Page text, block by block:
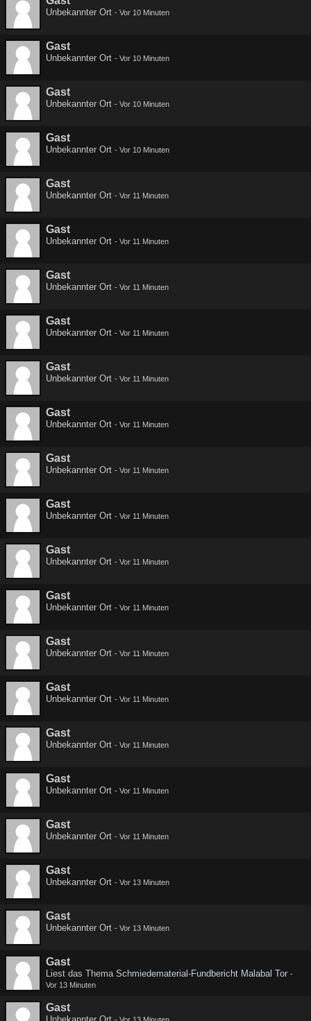
Unbekannter Ort - Vor 10 Minuten
Gast
Unbekannter Ort - Vor 10 Minuten
Gast
Unbekannter Ort - Vor 10 Minuten
Gast
Unbekannter Ort - Vor 10 Minuten
Gast
Unbekannter Ort - Vor 11 Minuten
Gast
Unbekannter Ort - Vor 11 Minuten
Gast
Unbekannter Ort - Vor 11 Minuten
Gast
Unbekannter Ort - Vor 11 Minuten
Gast
Unbekannter Ort - Vor 11 Minuten
Gast
Unbekannter Ort - Vor 11 Minuten
Gast
Unbekannter Ort - Vor 11 Minuten
Gast
Unbekannter Ort - Vor 11 Minuten
Gast
Unbekannter Ort - Vor 11 Minuten
Gast
Unbekannter Ort - Vor 11 Minuten
Gast
Unbekannter Ort - Vor 11 Minuten
Gast
Unbekannter Ort - Vor 11 Minuten
Gast
Unbekannter Ort - Vor 11 Minuten
Gast
Unbekannter Ort - Vor 11 Minuten
Gast
Unbekannter Ort - Vor 11 Minuten
Gast
Unbekannter Ort - Vor 13 Minuten
Gast
Unbekannter Ort - Vor 13 Minuten
Gast
Liest das Thema Schmiedematerial-Fundbericht Malabal Tor -
Vor 13 Minuten
Gast